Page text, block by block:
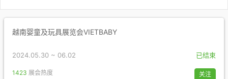
越南婴童及玩具展览会VIETBABY
2024.05.30 ~ 06.02 已结束
1423 展会热度 关注